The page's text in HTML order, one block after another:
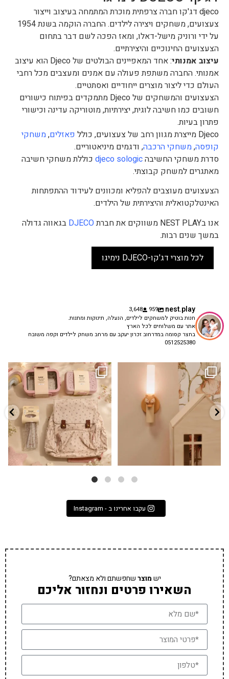
djeco דג'קו חברה צרפתית מוכרת המתמחה בעיצוב וייצור
צעצועים, משחקים ויצירה לילדים. החברה הוקמה בשנת 1954
על ידי ורוניק מישל-דאלו, ומאז הפכה לשם דבר בתחום
הצעצועים החינוכיים והיצירתיים.
עיצוב אמנותי
: אחד המאפיינים הבולטים של Djeco הוא עיצוב
אמנותי. החברה משתפת פעולה עם אמנים ומעצבים מכל רחבי
העולם כדי ליצור מוצרים ייחודיים ואסתטיים.
הצעצועים והמשחקים של Djeco מתמקדים בפיתוח כישורים
חשובים כמו חשיבה לוגית, יצירתיות, מוטוריקה עדינה וכישורי
פתרון בעיות.
Djeco מייצרת מגוון רחב של צעצועים, כולל
פאזלים,משחקי
קופסה,משחקי הרכבה, ודגמים מיניאטוריים.
סדרת משחקי החשיבהdjeco sologic כוללת משחקי חשיבה
מאתגרים למשחק קבוצתי.
הצעצועים מעוצבים להפליא ומכוונים לעידוד ההתפתחות
האינטלקטואלית והיצירתית של הילדים.
אנו בNEST PLAY משווקים את חברת
DJECO בגאווה גדולה
במשך שנים רבות.
לכל מוצרי דג'קו-DJECO נימיגו
nest.play
959
3,648
חנות בוטיק למשחקים לילדים, הנעלה, תינוקות ומתנות.
אתר עם משלוחים לכל הארץ
בחצר קסומה במדרחוב זכרון יעקב עם מרחב משחק לילדים וקפה משובח
0512525380
✨ חוזרים למסגרת בסטייל! ✨
הקולקציה החדשה...
9 4
גם פריט עיצובי לחדר, גם מנורת לילה
...
3 0
עקבו אחרינו ב - Instagram
ישמוצרשחפשתם ולא מצאתם?
השאירו פרטים ונחזור אליכם